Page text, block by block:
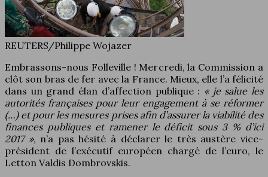
REUTERS/Philippe Wojazer
Embrassons-nous Folleville ! Mercredi, la Commission a
clôt son bras de fer avec la France. Mieux, elle l’a félicité
dans un grand élan d’affection publique : « je salue les
autorités françaises pour leur engagement à se réformer
(…) et pour les mesures prises afin d’assurer la viabilité des
finances publiques et ramener le déficit sous 3 % d’ici
2017 », n’a pas hésité à déclarer le très austère vice-
président de l’exécutif européen chargé de l’euro, le
Letton Valdis Dombrovskis.